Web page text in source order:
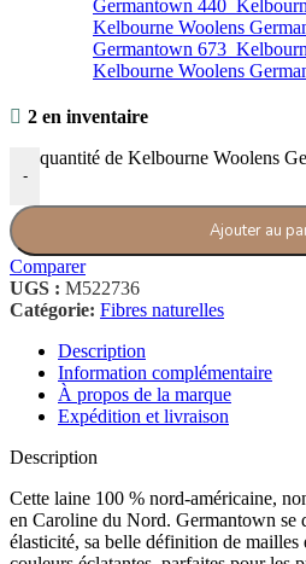
Germantown 440
Kelbourne Woolens
Germantown 673
Kelbourne Woolens
2 en inventaire
-
quantité de Kelbourne Woolens
Ajouter au
Comparer
UGS : M522736
Catégorie: Fibres naturelles
Description
Information complémentaire
À propos de la marque
Expédition et livraison
Description
Cette laine 100 % nord-américaine,
en Caroline du Nord. Germantown se
élasticité, sa belle définition de mailles